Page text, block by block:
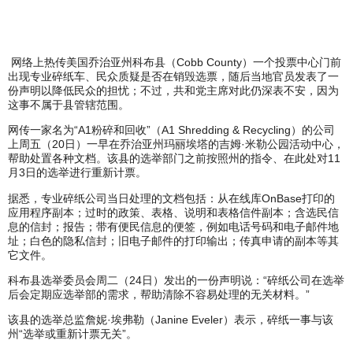
网络上热传美国乔治亚州科布县（Cobb County）一个投票中心门前
出现专业碎纸车、民众质疑是否在销毁选票，随后当地官员发表了一
份声明以降低民众的担忧；不过，共和党主席对此仍深表不安，因为
这事不属于县管辖范围。
网传一家名为“A1粉碎和回收”（A1 Shredding & Recycling）的公司
上周五（20日）一早在乔治亚州玛丽埃塔的吉姆·米勒公园活动中心，
帮助处置各种文档。该县的选举部门之前按照州的指令、在此处对11
月3日的选举进行重新计票。
据悉，专业碎纸公司当日处理的文档包括：从在线库OnBase打印的
应用程序副本；过时的政策、表格、说明和表格信件副本；含选民信
息的信封；报告；带有便民信息的便签，例如电话号码和电子邮件地
址；白色的隐私信封；旧电子邮件的打印输出；传真申请的副本等其
它文件。
科布县选举委员会周二（24日）发出的一份声明说：“碎纸公司在选举
后会定期应选举部的需求，帮助清除不容易处理的无关材料。”
该县的选举总监詹妮·埃弗勒（Janine Eveler）表示，碎纸一事与该
州“选举或重新计票无关”。